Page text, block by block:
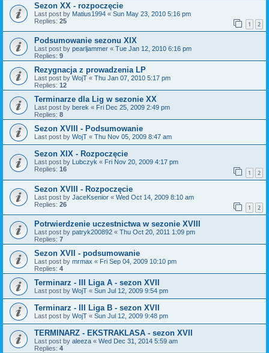
Sezon XX - rozpoczęcie
Last post by Matius1994 « Sun May 23, 2010 5:16 pm
Replies: 25 1 2
Podsumowanie sezonu XIX
Last post by pearljammer « Tue Jan 12, 2010 6:16 pm
Replies: 9
Rezygnacja z prowadzenia LP
Last post by WojT « Thu Jan 07, 2010 5:17 pm
Replies: 12
Terminarze dla Lig w sezonie XX
Last post by berek « Fri Dec 25, 2009 2:49 pm
Replies: 8
Sezon XVIII - Podsumowanie
Last post by WojT « Thu Nov 05, 2009 8:47 am
Sezon XIX - Rozpoczęcie
Last post by Lubczyk « Fri Nov 20, 2009 4:17 pm
Replies: 16 1 2
Sezon XVIII - Rozpoczęcie
Last post by JaceKsenior « Wed Oct 14, 2009 8:10 am
Replies: 26 1 2
Potrwierdzenie uczestnictwa w sezonie XVIII
Last post by patryk200892 « Thu Oct 20, 2011 1:09 pm
Replies: 7
Sezon XVII - podsumowanie
Last post by mrmax « Fri Sep 04, 2009 10:10 pm
Replies: 4
Terminarz - III Liga A - sezon XVII
Last post by WojT « Sun Jul 12, 2009 9:54 pm
Terminarz - III Liga B - sezon XVII
Last post by WojT « Sun Jul 12, 2009 9:48 pm
TERMINARZ - EKSTRAKLASA - sezon XVII
Last post by aleeza « Wed Dec 31, 2014 5:59 am
Replies: 4